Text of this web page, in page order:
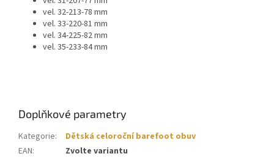
vel. 32-213-78 mm
vel. 33-220-81 mm
vel. 34-225-82 mm
vel. 35-233-84 mm
Doplňkové parametry
Kategorie:
Dětská celoroční barefoot obuv
EAN:
Zvolte variantu